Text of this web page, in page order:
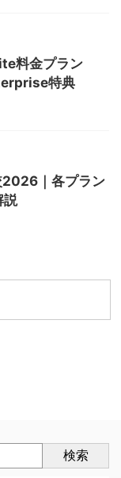
料金プラン
特典
｜各プラン
説
検索